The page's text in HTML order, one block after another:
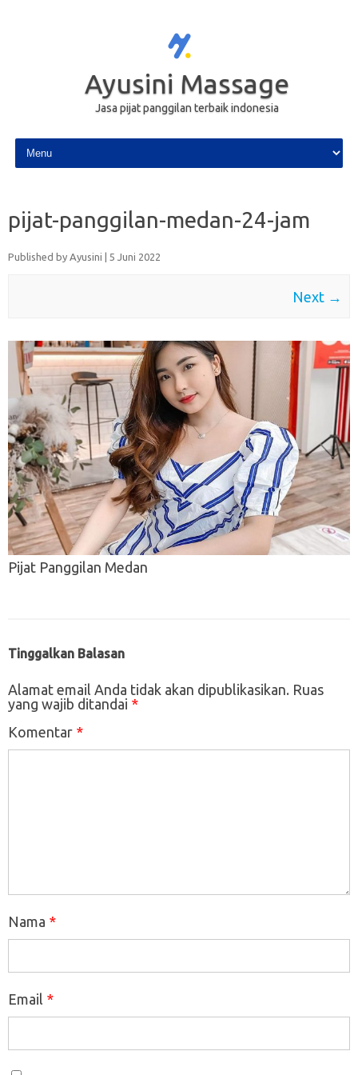
Ayusini Massage
Jasa pijat panggilan terbaik indonesia
Skip to content
pijat-panggilan-medan-24-jam
Published by Ayusini 5 Juni 2022
Next →
Pijat Panggilan Medan
Tinggalkan Balasan
Alamat email Anda tidak akan dipublikasikan. Ruas
yang wajib ditandai *
Komentar *
Nama *
Email *